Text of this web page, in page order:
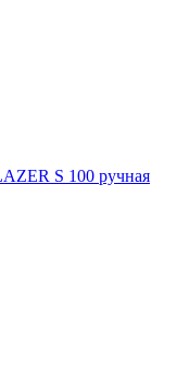
S 100 ручная